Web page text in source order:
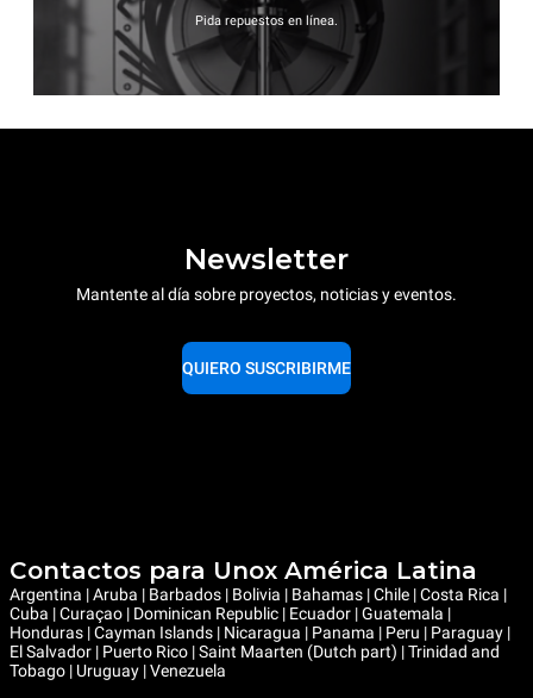
Pida repuestos en línea.
Newsletter
Mantente al día sobre proyectos, noticias y eventos.
QUIERO SUSCRIBIRME
Contactos para Unox América Latina
Argentina | Aruba | Barbados | Bolivia | Bahamas | Chile | Costa Rica |
Cuba | Curaçao | Dominican Republic | Ecuador | Guatemala |
Honduras | Cayman Islands | Nicaragua | Panama | Peru | Paraguay |
El Salvador | Puerto Rico | Saint Maarten (Dutch part) | Trinidad and
Tobago | Uruguay | Venezuela